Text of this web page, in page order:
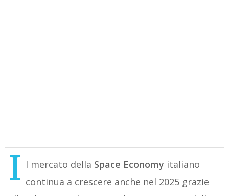
I l mercato della Space Economy italiano
continua a crescere anche nel 2025 grazie